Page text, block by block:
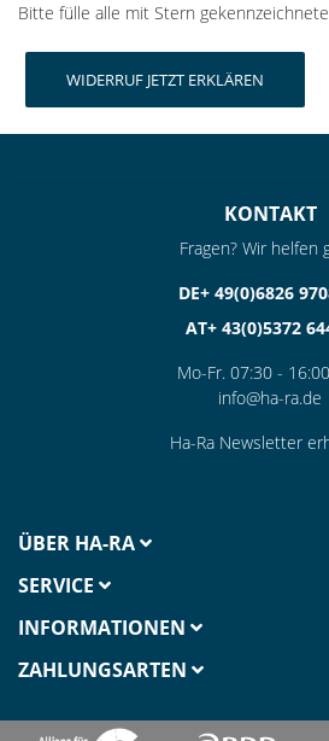
Bitte fülle alle mit Stern
KONTAKT
Fragen? Wir helfen
DE+ 49(0)6826
AT+ 43(0)5372
Mo-Fr. 07:30 -
info@ha-ra.de
Ha-Ra Newsletter
ÜBER HA-RA
SERVICE
INFORMATIONEN
ZAHLUNGSARTEN